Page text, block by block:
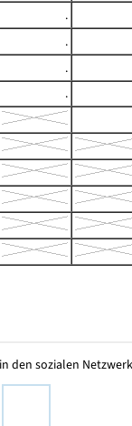
.
.
.
.
den sozialen